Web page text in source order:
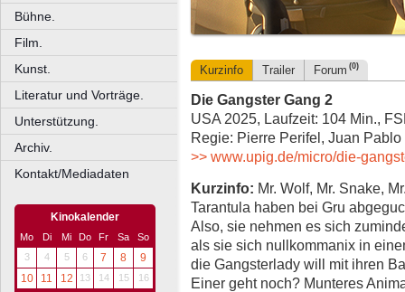
Bühne.
Film.
Kunst.
Literatur und Vorträge.
Unterstützung.
Archiv.
Kontakt/Mediadaten
Kinokalender
Mo Di Mi Do Fr Sa
So
3
4 5 6 7 8
9
10
11 12 13 14 15 16
Kurzinfo Trailer Forum (0)
Die Gangster Gang 2
USA 2025, Laufzeit: 104 Min.,
Regie: Pierre Perifel, Juan Pablo
>> www.upig.de/micro/die-
Kurzinfo: Mr. Wolf, Mr. Snake,
Tarantula haben bei Gru
Also, sie nehmen es sich
als sie sich nullkommanix in
die Gangsterlady will mit ihren
Einer geht noch? Munteres